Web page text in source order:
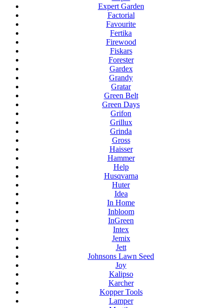
Expert Garden
Factorial
Favourite
Fertika
Firewood
Fiskars
Forester
Gardex
Grandy
Gratar
Green Belt
Green Days
Grifon
Grillux
Grinda
Gross
Haisser
Hammer
Help
Husqvarna
Huter
Idea
In Home
Inbloom
InGreen
Intex
Jemix
Jett
Johnsons Lawn Seed
Joy
Kalipso
Karcher
Kopper Tools
Lamper